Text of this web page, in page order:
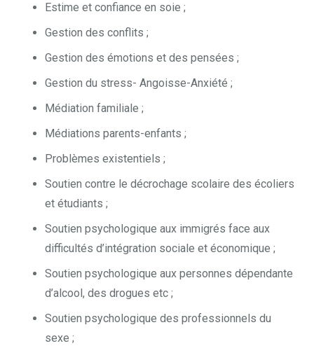
Estime et confiance en soie ;
Gestion des conflits ;
Gestion des émotions et des pensées ;
Gestion du stress- Angoisse-Anxiété ;
Médiation familiale ;
Médiations parents-enfants ;
Problèmes existentiels ;
Soutien contre le décrochage scolaire des écoliers
et étudiants ;
Soutien psychologique aux immigrés face aux
difficultés d’intégration sociale et économique ;
Soutien psychologique aux personnes dépendante
d’alcool, des drogues etc ;
Soutien psychologique des professionnels du
sexe ;